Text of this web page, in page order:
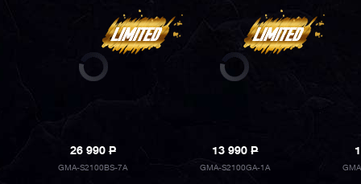
26 990P
GMA-S2100BS-7A
13 990P
GMA-S2100GA-1A